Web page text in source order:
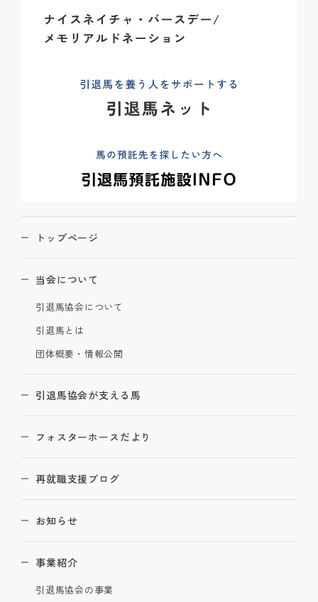
トップページ
当会について
引退馬協会について
引退馬とは
団体概要・情報公開
引退馬協会が支える馬
フォスターホースだより
再就職支援ブログ
お知らせ
事業紹介
引退馬協会の事業